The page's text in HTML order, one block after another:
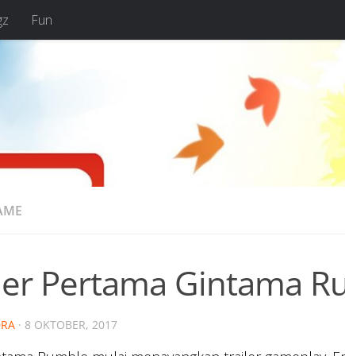
Fun
Pertama Gintama
· 8 OKTOBER, 2017